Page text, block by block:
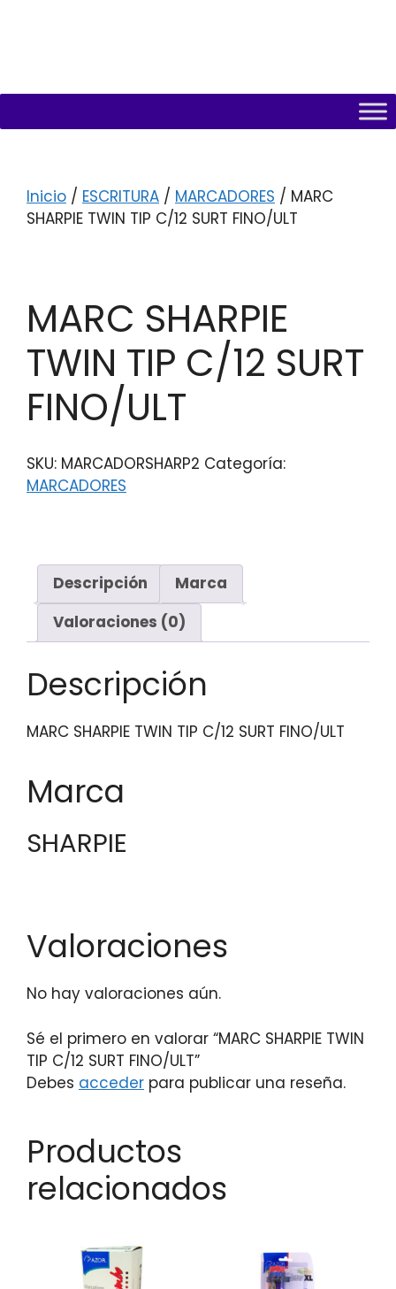
Inicio / ESCRITURA / MARCADORES / MARC
SHARPIE TWIN TIP C/12 SURT FINO/ULT
MARC SHARPIE
TWIN TIP C/12 SURT
FINO/ULT
SKU: MARCADORSHARP2 Categoría:
MARCADORES
Descripción
Marca
Valoraciones (0)
Descripción
MARC SHARPIE TWIN TIP C/12 SURT FINO/ULT
Marca
SHARPIE
Valoraciones
No hay valoraciones aún.
Sé el primero en valorar “MARC SHARPIE TWIN
TIP C/12 SURT FINO/ULT”
Debes acceder para publicar una reseña.
Productos
relacionados